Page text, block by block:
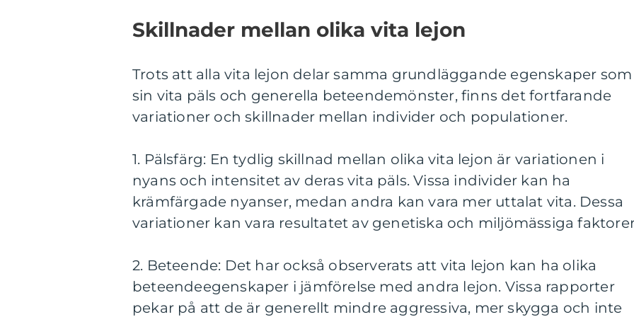
Skillnader mellan olika vita lejon
Trots att alla vita lejon delar samma grundläggande egenskaper som
sin vita päls och generella beteendemönster, finns det fortfarande
variationer och skillnader mellan individer och populationer.
1. Pälsfärg: En tydlig skillnad mellan olika vita lejon är variationen i
nyans och intensitet av deras vita päls. Vissa individer kan ha
krämfärgade nyanser, medan andra kan vara mer uttalat vita. Dessa
variationer kan vara resultatet av genetiska och miljömässiga
2. Beteende: Det har också observerats att vita lejon kan ha olika
beteendeegenskaper i jämförelse med andra lejon. Vissa rapporter
pekar på att de är generellt mindre aggressiva, mer skygga och inte